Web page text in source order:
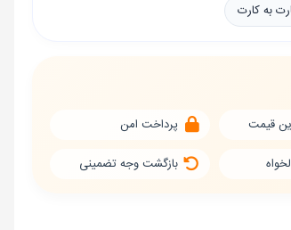
به کارت
قیمت
پرداخت امن
بازگشت وجه تضمینی